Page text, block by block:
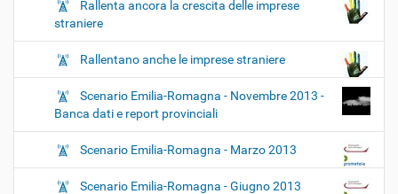
Rallenta ancora la crescita delle imprese
straniere
Rallentano anche le imprese straniere
Scenario Emilia-Romagna - Novembre 2013 -
Banca dati e report provinciali
Scenario Emilia-Romagna - Marzo 2013
Scenario Emilia-Romagna - Giugno 2013